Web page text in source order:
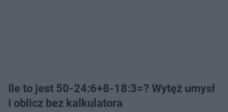
Ile to jest 50-24:6+8-18:3=? Wytęż umysł
i oblicz bez kalkulatora